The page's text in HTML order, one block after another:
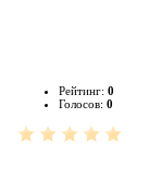
Рейтинг: 0
Голосов: 0